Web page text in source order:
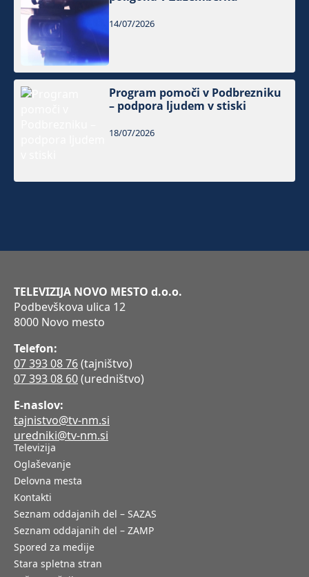
14/07/2026
Program pomoči v Podbrezniku
– podpora ljudem v stiski
18/07/2026
TELEVIZIJA NOVO MESTO d.o.o.
Podbevškova ulica 12
8000 Novo mesto
Telefon:
07 393 08 76(tajništvo)
07 393 08 60(uredništvo)
E-naslov:
tajnistvo@tv-nm.si
uredniki@tv-nm.si
Televizija
Oglaševanje
Delovna mesta
Kontakti
Seznam oddajanih del – SAZAS
Seznam oddajanih del – ZAMP
Spored za medije
Stara spletna stran